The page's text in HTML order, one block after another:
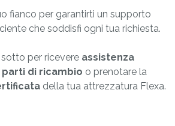
fianco per garantirti un supporto
che soddisfi ogni tua richiesta.
per ricevere assistenza
parti di ricambio o prenotare la
della tua attrezzatura Flexa.